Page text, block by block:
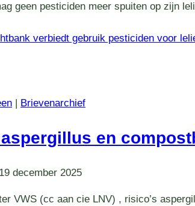
geen pesticiden meer spuiten op zijn
verbiedt gebruik pesticiden voor
Brievenarchief
aspergillus en
9 december 2025
VWS (cc aan cie LNV) , risico’s